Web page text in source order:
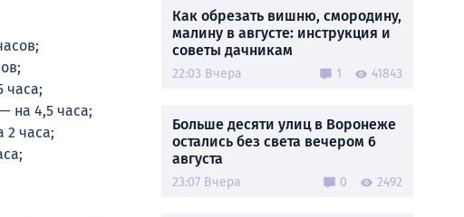
часа;
на 4,5 часа;
часа;
Как обрезать вишню, смородину,
малину в августе: инструкция и
советы дачникам
22:03 Вчера 1 41843
Больше десяти улиц в Воронеже
остались без света вечером 6
августа
23:07 Вчера 0 2492